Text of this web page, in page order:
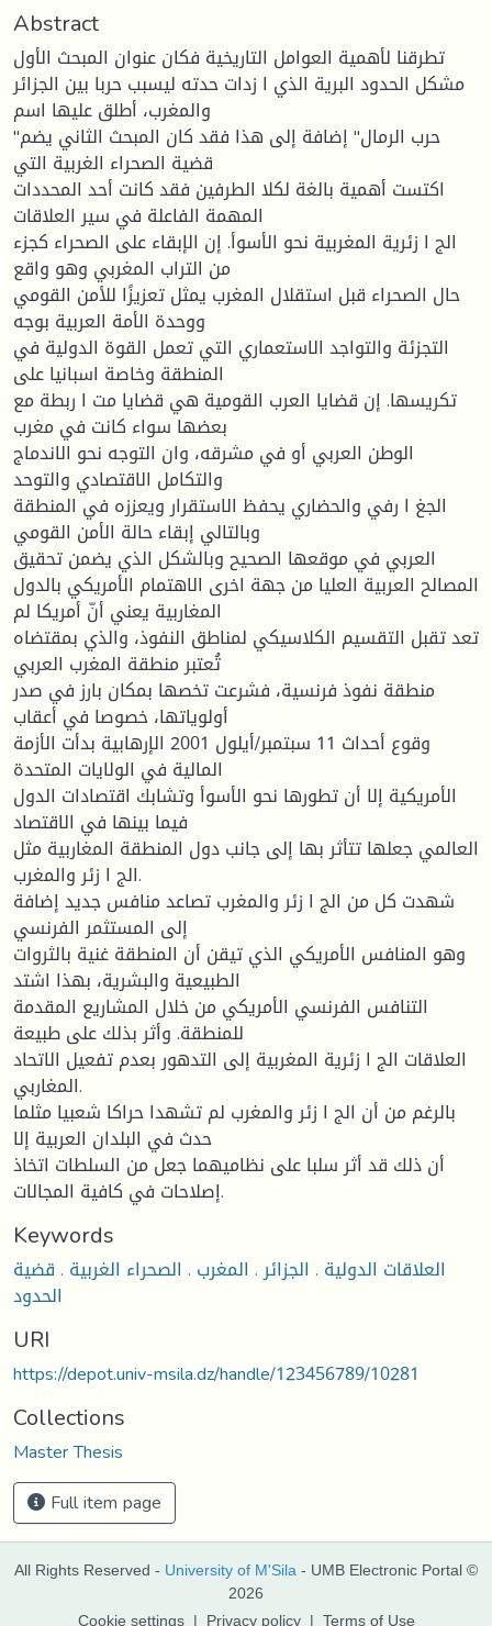
Abstract
تطرقنا لأهمیة العوامل التاریخیة فكان عنوان المبحث الأول
مشكل الحدود البریة الذي ا زدات حدته لیسبب حربا بین الجزائر
والمغرب، أطلق علیها اسم
"حرب الرمال" إضافة إلى هذا فقد كان المبحث الثاني یضم
قضیة الصحراء الغربیة التي
اكتست أهمیة بالغة لكلا الطرفین فقد كانت أحد المحددات
المهمة الفاعلة في سیر العلاقات
الج ا زئریة المغربیة نحو الأسوأ. إن الإبقاء على الصحراء كجزء
من التراب المغربي وهو واقع
حال الصحراء قبل استقلال المغرب یمثل تعزیزًا للأمن القومي
ووحدة الأمة العربیة بوجه
التجزئة والتواجد الاستعماري التي تعمل القوة الدولیة في
المنطقة وخاصة اسبانیا على
تكریسها. إن قضایا العرب القومیة هي قضایا مت ا ربطة مع
بعضها سواء كانت في مغرب
الوطن العربي أو في مشرقه، وان التوجه نحو الاندماج
والتكامل الاقتصادي والتوحد
الجغ ا رفي والحضاري یحفظ الاستقرار ویعززه في المنطقة
وبالتالي إبقاء حالة الأمن القومي
العربي في موقعها الصحیح وبالشكل الذي یضمن تحقیق
المصالح العربیة العلیا من جهة اخرى الاهتمام الأمریكي بالدول
المغاربیة یعني أنّ أمریكا لم
تعد تقبل التقسیم الكلاسیكي لمناطق النفوذ، والذي بمقتضاه
تُعتبر منطقة المغرب العربي
منطقة نفوذ فرنسیة، فشرعت تخصها بمكان بارز في صدر
أولویاتها، خصوصا في أعقاب
وقوع أحداث 11 سبتمبر/أیلول 2001 الإرهابیة بدأت الأزمة
المالیة في الولایات المتحدة
الأمریكیة إلا أن تطورها نحو الأسوأ وتشابك اقتصادات الدول
فیما بینها في الاقتصاد
العالمي جعلها تتأثر بها إلى جانب دول المنطقة المغاربیة مثل
الج ا زئر والمغرب.
شهدت كل من الج ا زئر والمغرب تصاعد منافس جدید إضافة
إلى المستثمر الفرنسي
وهو المنافس الأمریكي الذي تیقن أن المنطقة غنیة بالثروات
الطبیعیة والبشریة، بهذا اشتد
التنافس الفرنسي الأمریكي من خلال المشاریع المقدمة
للمنطقة. وأثر بذلك على طبیعة
العلاقات الج ا زئریة المغربیة إلى التدهور بعدم تفعیل الاتحاد
المغاربي.
بالرغم من أن الج ا زئر والمغرب لم تشهدا حراكا شعبیا مثلما
حدث في البلدان العربیة إلا
أن ذلك قد أثر سلبا على نظامیهما جعل من السلطات اتخاذ
إصلاحات في كافیة المجالات.
Keywords
العلاقات الدولية . الجزائر . المغرب . الصحراء الغربية . قضية
الحدود
URI
https://depot.univ-msila.dz/handle/123456789/10281
Collections
Master Thesis
Full item page
All Rights Reserved - University of M'Sila - UMB Electronic Portal ©
2026
Cookie settings | Privacy policy | Terms of Use